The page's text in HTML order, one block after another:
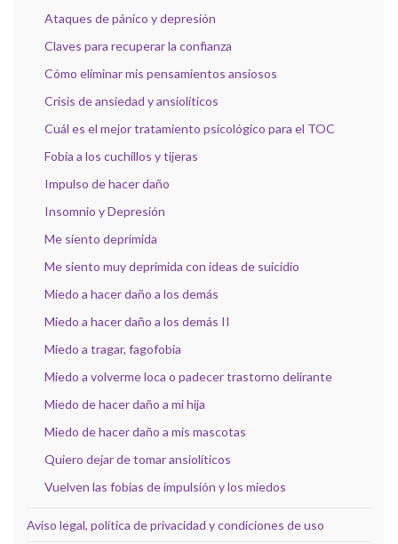
Ataques de pánico y depresión
Claves para recuperar la confianza
Cómo eliminar mis pensamientos ansiosos
Crisis de ansiedad y ansiolíticos
Cuál es el mejor tratamiento psicológico para el TOC
Fobia a los cuchillos y tijeras
Impulso de hacer daño
Insomnio y Depresión
Me siento deprimida
Me siento muy deprimida con ideas de suicidio
Miedo a hacer daño a los demás
Miedo a hacer daño a los demás II
Miedo a tragar, fagofobia
Miedo a volverme loca o padecer trastorno delirante
Miedo de hacer daño a mi hija
Miedo de hacer daño a mis mascotas
Quiero dejar de tomar ansiolíticos
Vuelven las fobias de impulsión y los miedos
Aviso legal, política de privacidad y condiciones de uso